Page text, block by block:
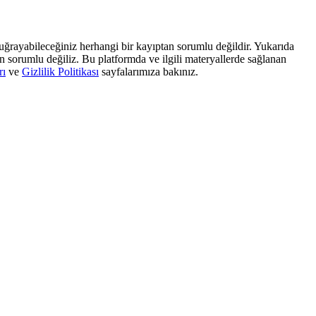
herhangi bir kayıptan sorumlu değildir. Yukarıda
değiliz. Bu platformda ve ilgili materyallerde sağlanan
ve Gizlilik Politikası sayfalarımıza bakınız.